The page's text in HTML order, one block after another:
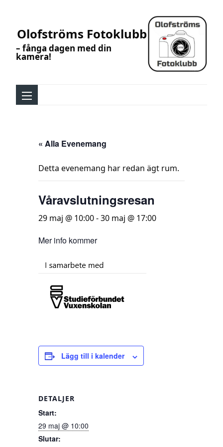
Olofströms Fotoklubb
– fånga dagen med din
kamera!
« Alla Evenemang
Detta evenemang har redan ägt rum.
Våravslutningsresan
29 maj @ 10:00-30 maj @ 17:00
Mer info kommer
Lägg till i kalender
DETALJER
Start:
29 maj @ 10:00
Slutar: